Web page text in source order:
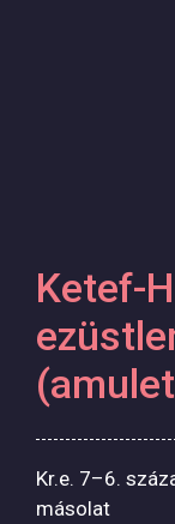
Ketef-
Kr.e. 7–6.
másolat